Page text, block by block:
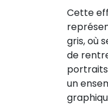
Cette
gris, où
de
un